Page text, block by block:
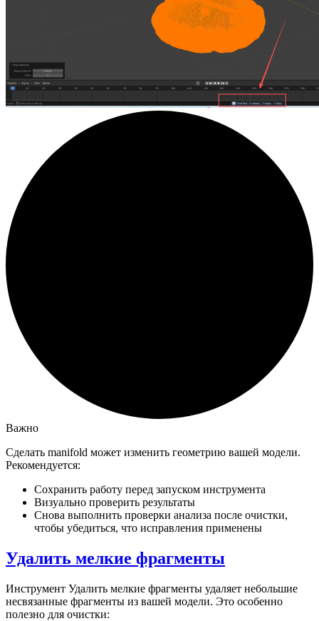
Важно
Сделать manifold может изменить геометрию вашей модели.
Рекомендуется:
Сохранить работу перед запуском инструмента
Визуально проверить результаты
Снова выполнить проверки анализа после очистки,
чтобы убедиться, что исправления применены
Удалить мелкие фрагменты
Инструмент Удалить мелкие фрагменты удаляет небольшие
несвязанные фрагменты из вашей модели. Это особенно
полезно для очистки: